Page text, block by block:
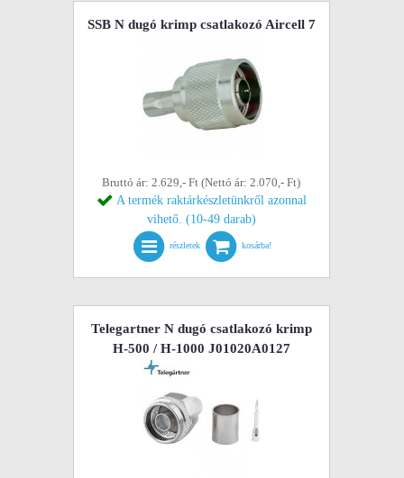
SSB N dugó krimp csatlakozó Aircell 7
Bruttó ár: 2.629,- Ft (Nettó ár: 2.070,- Ft)
A termék raktárkészletünkről azonnal
vihető. (10-49 darab)
részletek kosárba!
Telegartner N dugó csatlakozó krimp
H-500 / H-1000 J01020A0127